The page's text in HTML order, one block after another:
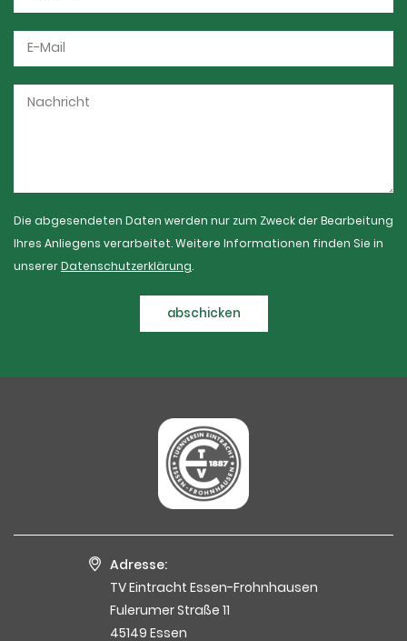
Die abgesendeten Daten werden nur zum Zweck der Bearbeitung
Ihres Anliegens verarbeitet. Weitere Informationen finden Sie in
unsererDatenschutzerklärung.
abschicken
Adresse:
TV Eintracht Essen-Frohnhausen
Fulerumer Straße 11
45149 Essen